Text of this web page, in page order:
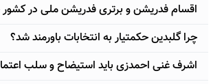
اقسام فدریشن و برتری فدریشن ملی در
چرا گلبدین حکمتیار به انتخابات باورمند شد؟
اشرف غنی احمدزی باید استیضاح و سلب